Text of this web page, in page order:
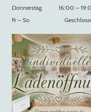
Donnerstag
16:00 –
Fr – So